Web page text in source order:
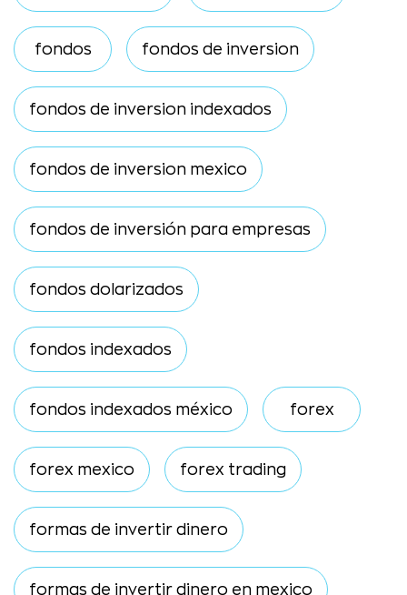
fondos fondos de inversion
fondos de inversion indexados
fondos de inversion mexico
fondos de inversión para empresas
fondos dolarizados
fondos indexados
fondos indexados méxico forex
forex mexico forex trading
formas de invertir dinero
formas de invertir dinero en mexico